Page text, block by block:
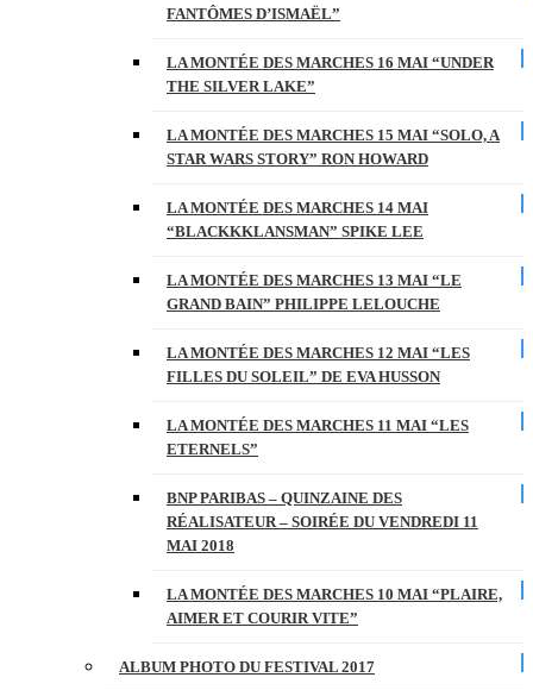
FANTÔMES D’ISMAËL”
LA MONTÉE DES MARCHES 16 MAI “UNDER
THE SILVER LAKE”
LA MONTÉE DES MARCHES 15 MAI “SOLO, A
STAR WARS STORY” RON HOWARD
LA MONTÉE DES MARCHES 14 MAI
“BLACKKKLANSMAN” SPIKE LEE
LA MONTÉE DES MARCHES 13 MAI “LE
GRAND BAIN” PHILIPPE LELOUCHE
LA MONTÉE DES MARCHES 12 MAI “LES
FILLES DU SOLEIL” DE EVA HUSSON
LA MONTÉE DES MARCHES 11 MAI “LES
ETERNELS”
BNP PARIBAS – QUINZAINE DES
RÉALISATEUR – SOIRÉE DU VENDREDI 11
MAI 2018
LA MONTÉE DES MARCHES 10 MAI “PLAIRE,
AIMER ET COURIR VITE”
ALBUM PHOTO DU FESTIVAL 2017